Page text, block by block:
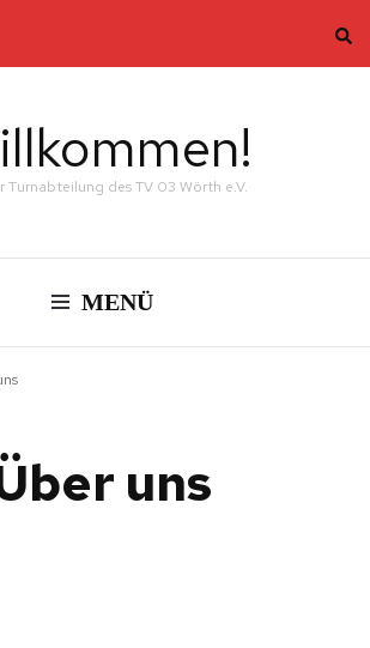
Turnabteilung des TV 03 Wörth e.V.
MENÜ
uns